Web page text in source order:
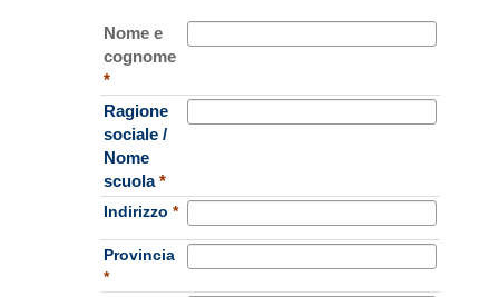
Nome e
cognome
*
Ragione
sociale /
Nome
scuola*
Indirizzo *
Provincia
*